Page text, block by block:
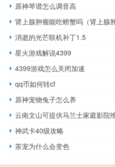
原神琴谱怎么调音高
肾上腺肿瘤能吃螃蟹吗（肾上腺
消逝的光芒联机补丁1.5
星火游戏解说4399
4399游戏怎么关闭加速
qq币如何转cf
原神宠物兔子怎么养
云南文山可提供马兰士家庭影院
神武卡40级攻略
茶宠为什么会变色